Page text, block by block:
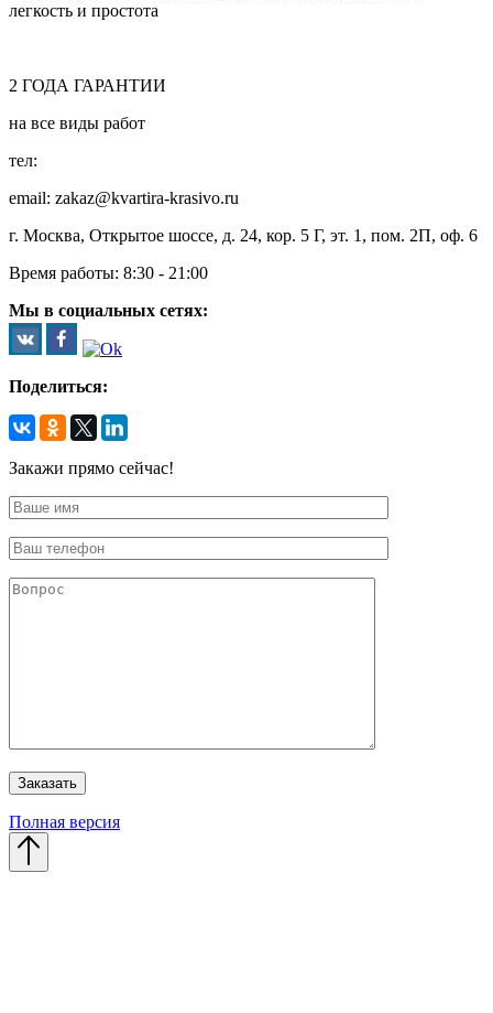
легкость и простота
2 ГОДА ГАРАНТИИ
на все виды работ
тел:
email: zakaz@kvartira-krasivo.ru
г. Москва, Открытое шоссе, д. 24, кор. 5 Г, эт. 1, пом. 2П, оф. 6
Время работы: 8:30 - 21:00
Мы в социальных сетях:
Поделиться:
Закажи прямо сейчас!
Полная версия